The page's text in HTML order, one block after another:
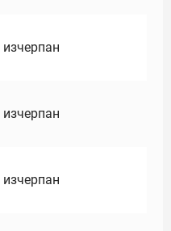
изчерпан
изчерпан
изчерпан